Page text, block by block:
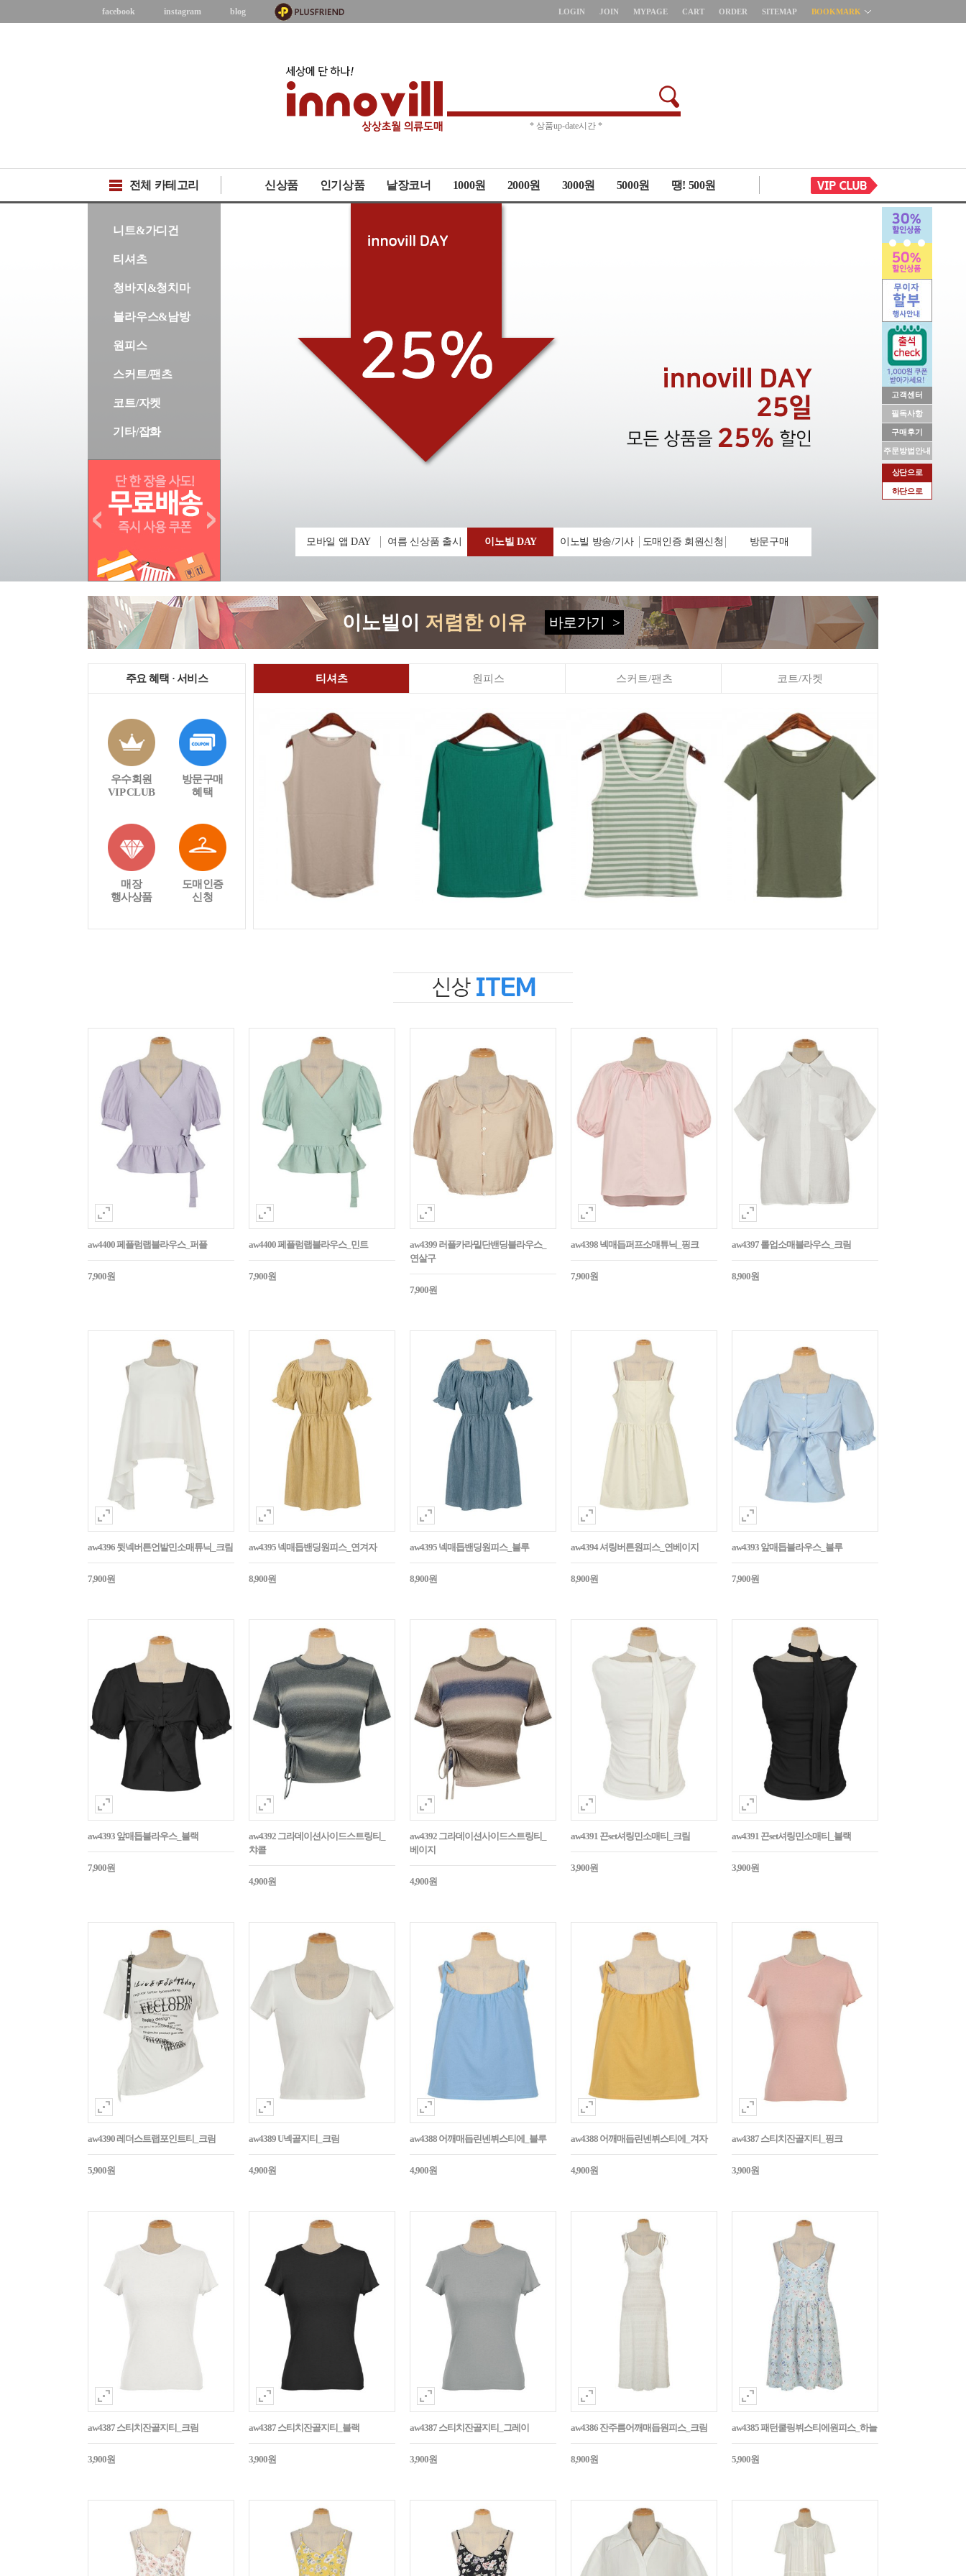
고객센터
필독사항
구매후기
주문방법안내
상단으로
하단으로
facebook instagram blog LOGIN JOIN MYPAGE CART ORDER SITEMAP BOOKMARK
* 주문취소 제한 *
전체 카테고리 신상품 인기상품 낱장코너 1000원 2000원 3000원 5000원 땡! 500원
니트&가디건
티셔츠
청바지&청치마
블라우스&남방
원피스
스커트/팬츠
코트/자켓
기타/잡화
모바일 앱 DAY 여름 신상품 출시 이노빌 DAY 이노빌 방송/기사 도매인증 회원신청 방문구매
이노빌이 저렴한 이유 바로가기 >
주요 혜택 · 서비스
우수회원
VIP CLUB
방문구매
혜택
매장
행사상품
도매인증
신청
티셔츠 원피스 스커트/팬츠 코트/자켓
aw4400 페플럼랩블라우스_퍼플
7,900원
aw4400 페플럼랩블라우스_민트
7,900원
aw4399 러플카라밑단밴딩블라우스_
연살구
7,900원
aw4398 넥매듭퍼프소매튜닉_핑크
7,900원
aw4397 롤업소매블라우스_크림
8,900원
aw4396 뒷넥버튼언발민소매튜닉_크림
7,900원
aw4395 넥매듭밴딩원피스_연겨자
8,900원
aw4395 넥매듭밴딩원피스_블루
8,900원
aw4394 셔링버튼원피스_연베이지
8,900원
aw4393 앞매듭블라우스_블루
7,900원
aw4393 앞매듭블라우스_블랙
7,900원
aw4392 그라데이션사이드스트링티_
챠콜
4,900원
aw4392 그라데이션사이드스트링티_
베이지
4,900원
aw4391 끈set셔링민소매티_크림
3,900원
aw4391 끈set셔링민소매티_블랙
3,900원
aw4390 레더스트랩포인트티_크림
5,900원
aw4389 U넥골지티_크림
4,900원
aw4388 어깨매듭린넨뷔스티에_블루
4,900원
aw4388 어깨매듭린넨뷔스티에_겨자
4,900원
aw4387 스티치잔골지티_핑크
3,900원
aw4387 스티치잔골지티_크림
3,900원
aw4387 스티치잔골지티_블랙
3,900원
aw4387 스티치잔골지티_그레이
3,900원
aw4386 잔주름어깨매듭원피스_크림
8,900원
aw4385 패턴쿨링뷔스티에원피스_하늘
5,900원